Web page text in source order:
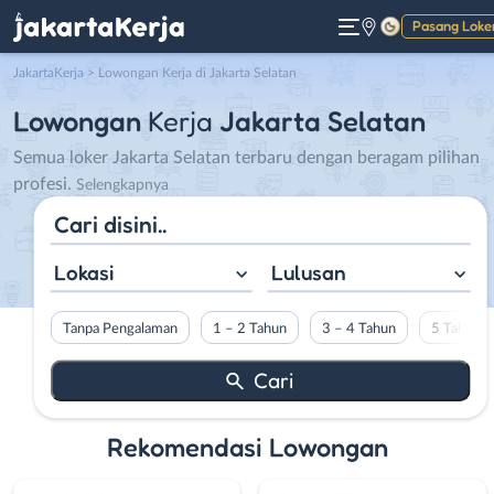
Pasang
Gelap
JakartaKerja > Lowongan Kerja di Jakarta Selatan
Lowongan Kerja Jakarta Selatan
Semua loker Jakarta Selatan terbaru dengan beragam pilihan
profesi.
pusat bisnis dan pusat
ekonomi terdepan di
Indonesia. Sebagai wilayah
yang menampung berbagai
teknologi inovatif, dan pusat perdagangan strategis, lowongan
kerja Jakarta Selatan menawarkan peluang karir yang sangat
Lokasi Lulusan
Tanpa Pengalaman 1 – 2 Tahun 3 – 4 Tahun 5 Tahun
Rekomendasi Lowongan